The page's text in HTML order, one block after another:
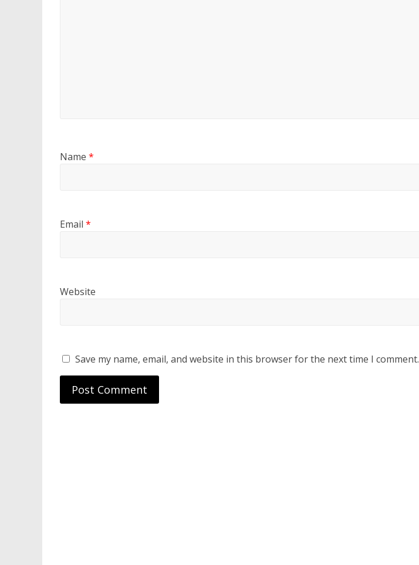
Name *
Email *
Website
Save my name, email, and website in this browser for the next time I comment.